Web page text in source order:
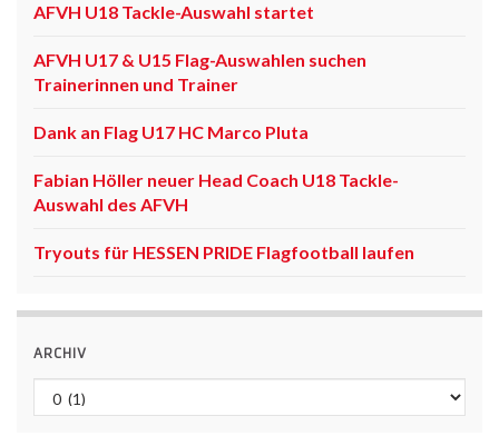
AFVH U18 Tackle-Auswahl startet
AFVH U17 & U15 Flag-Auswahlen suchen
Trainerinnen und Trainer
Dank an Flag U17 HC Marco Pluta
Fabian Höller neuer Head Coach U18 Tackle-
Auswahl des AFVH
Tryouts für HESSEN PRIDE Flagfootball laufen
ARCHIV
Archiv